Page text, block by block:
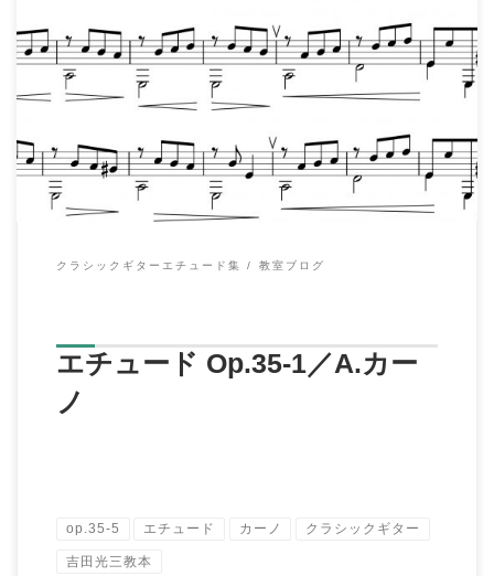
【演奏動画】〈演奏：伊原鉄朗〉 ↓チャンネル登録はこちらのボ
タンからお願いします。 […]
クラシックギターエチュード集 教室ブログ
エチュード Op.35-1／A.カー
ノ
op.35-5 エチュード カーノ クラシックギター
吉田光三教本